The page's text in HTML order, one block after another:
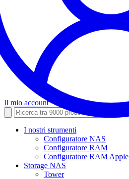
Il mio account
I nostri strumenti
Configuratore NAS
Configuratore RAM
Configuratore RAM Apple
Storage NAS
Tower